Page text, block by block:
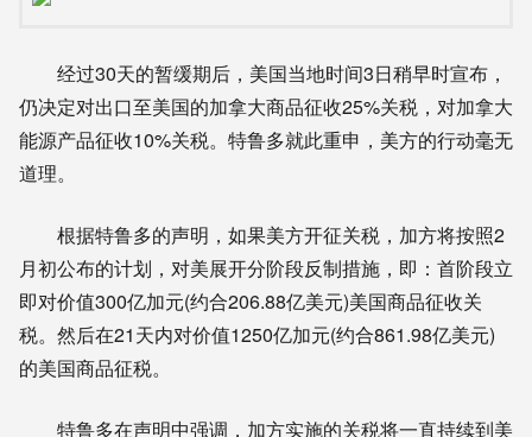
经过30天的暂缓期后，美国当地时间3日稍早时宣布，
仍决定对出口至美国的加拿大商品征收25%关税，对加拿大
能源产品征收10%关税。特鲁多就此重申，美方的行动毫无
道理。
根据特鲁多的声明，如果美方开征关税，加方将按照2
月初公布的计划，对美展开分阶段反制措施，即：首阶段立
即对价值300亿加元(约合206.88亿美元)美国商品征收关
税。然后在21天内对价值1250亿加元(约合861.98亿美元)
的美国商品征税。
特鲁多在声明中强调，加方实施的关税将一直持续到美